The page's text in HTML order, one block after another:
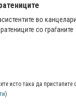
во
со граѓаните
исто така да
)